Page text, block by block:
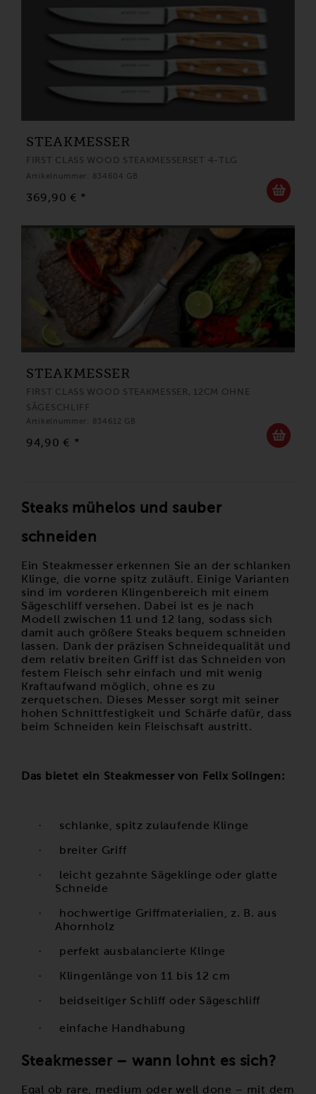
STEAKMESSER
FIRST CLASS WOOD STEAKMESSERSET 4-TLG
Artikelnummer: 834604 GB
369,90 € *
STEAKMESSER
FIRST CLASS WOOD STEAKMESSER, 12CM OHNE
SÄGESCHLIFF
Artikelnummer: 834612 GB
94,90 € *
Steaks mühelos und sauber
schneiden
Ein Steakmesser erkennen Sie an der schlanken
Klinge, die vorne spitz zuläuft. Einige Varianten
sind im vorderen Klingenbereich mit einem
Sägeschliff versehen. Dabei ist es je nach
Modell zwischen 11 und 12 lang, sodass sich
damit auch größere Steaks bequem schneiden
lassen. Dank der präzisen Schneidequalität und
dem relativ breiten Griff ist das Schneiden von
festem Fleisch sehr einfach und mit wenig
Kraftaufwand möglich, ohne es zu
zerquetschen. Dieses Messer sorgt mit seiner
hohen Schnittfestigkeit und Schärfe dafür, dass
beim Schneiden kein Fleischsaft austritt.
Das bietet ein Steakmesser von Felix Solingen:
· schlanke, spitz zulaufende Klinge
· breiter Griff
·
leicht gezahnte Sägeklinge oder glatte
Schneide
·
hochwertige Griffmaterialien, z. B. aus
Ahornholz
· perfekt ausbalancierte Klinge
· Klingenlänge von 11 bis 12 cm
· beidseitiger Schliff oder Sägeschliff
· einfache Handhabung
Steakmesser – wann lohnt es sich?
Egal ob rare, medium oder well done – mit dem